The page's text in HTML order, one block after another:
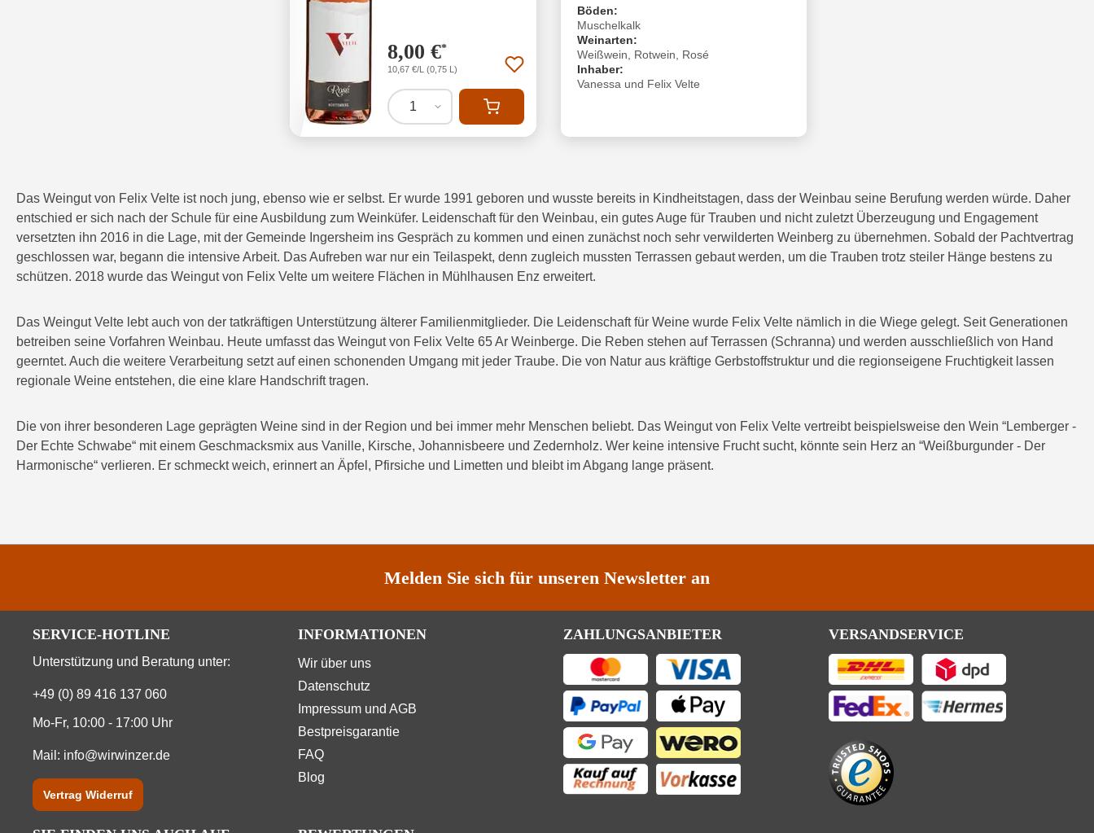
8,00 €*
10,67 €/L (0,75 L)
1
Böden:
Muschelkalk
Weinarten:
Weißwein, Rotwein, Rosé
Inhaber:
Vanessa und Felix Velte
Das Weingut von Felix Velte ist noch jung, ebenso wie er selbst. Er wurde 1991 geboren und wusste bereits in Kindheitstagen, dass der Weinbau seine Berufung werden würde. Daher
entschied er sich nach der Schule für eine Ausbildung zum Weinküfer. Leidenschaft für den Weinbau, ein gutes Auge für Trauben und nicht zuletzt Überzeugung und Engagement
versetzten ihn 2016 in die Lage, mit der Gemeinde Ingersheim ins Gespräch zu kommen und einen zunächst noch sehr verwilderten Weinberg zu übernehmen. Sobald der Pachtvertrag
geschlossen war, begann die intensive Arbeit. Das Aufreben war nur ein Teilaspekt, denn zugleich mussten Terrassen gebaut werden, um die Trauben trotz steiler Hänge bestens zu
schützen. 2018 wurde das Weingut von Felix Velte um weitere Flächen in Mühlhausen Enz erweitert.
Das Weingut Velte lebt auch von der tatkräftigen Unterstützung älterer Familienmitglieder. Die Leidenschaft für Weine wurde Felix Velte nämlich in die Wiege gelegt. Seit Generationen
betreiben seine Vorfahren Weinbau. Heute umfasst das Weingut von Felix Velte 65 Ar Weinberge. Die Reben stehen auf Terrassen (Schranna) und werden ausschließlich von Hand
geerntet. Auch die weitere Verarbeitung setzt auf einen schonenden Umgang mit jeder Traube. Die von Natur aus kräftige Gerbstoffstruktur und die regionseigene Fruchtigkeit lassen
regionale Weine entstehen, die eine klare Handschrift tragen.
Die von ihrer besonderen Lage geprägten Weine sind in der Region und bei immer mehr Menschen beliebt. Das Weingut von Felix Velte vertreibt beispielsweise den Wein “Lemberger -
Der Echte Schwabe“ mit einem Geschmacksmix aus Vanille, Kirsche, Johannisbeere und Zedernholz. Wer keine intensive Frucht sucht, könnte sein Herz an “Weißburgunder - Der
Harmonische“ verlieren. Er schmeckt weich, erinnert an Äpfel, Pfirsiche und Limetten und bleibt im Abgang lange präsent.
Melden Sie sich für unseren Newsletter an
SERVICE-HOTLINE
Unterstützung und Beratung unter:
+49 (0) 89 416 137 060
Mo-Fr, 10:00 - 17:00 Uhr
Mail: info@wirwinzer.de
Vertrag Widerruf
INFORMATIONEN
Wir über uns
Datenschutz
Impressum und AGB
Bestpreisgarantie
FAQ
Blog
ZAHLUNGSANBIETER VERSANDSERVICE